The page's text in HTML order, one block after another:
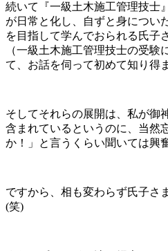
続いて『一級土木施工管理技士
が日常と化し、自ずと身につい
を目指して学んでおられる氏子
（一級土木施工管理技士の受
て、お話を伺って初めて知り得
そしてそれらの展開は、私が御
含まれているというのに、当然
か！」と言うくらい聞いては興
ですから、相も変わらず氏子さ
(笑)